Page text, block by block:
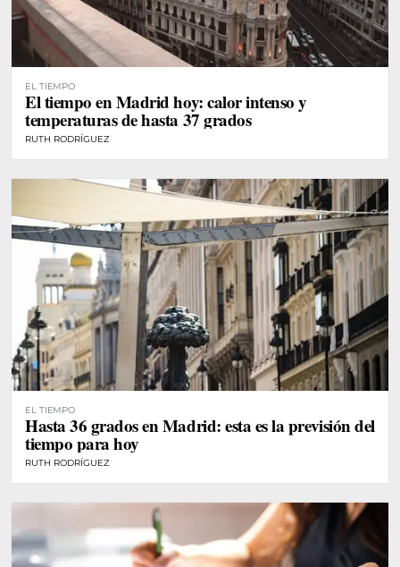
EL TIEMPO
El tiempo en Madrid hoy: calor intenso y
temperaturas de hasta 37 grados
RUTH RODRÍGUEZ
EL TIEMPO
Hasta 36 grados en Madrid: esta es la previsión del
tiempo para hoy
RUTH RODRÍGUEZ